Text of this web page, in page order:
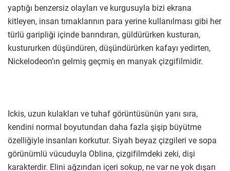
yaptığı benzersiz olayları ve kurgusuyla bizi ekrana
kitleyen, insan tırnaklarının para yerine kullanılması gibi her
türlü garipliği içinde barındıran, güldürürken kusturan,
kustururken düşündüren, düşündürürken kafayı yedirten,
Nickelodeon’ın gelmiş geçmiş en manyak çizgifilmidir.
Ickis, uzun kulakları ve tuhaf görüntüsünün yanı sıra,
kendini normal boyutundan daha fazla şişip büyütme
özelliğiyle insanları korkutur. Siyah beyaz çizgileri ve sopa
görünümlü vücuduyla Oblina, çizgifilmdeki zeki, dişi
karakterdir. Elini ağzından içeri sokup, ne var ne yok dışarı